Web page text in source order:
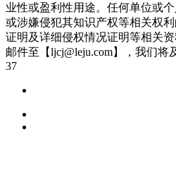
业性或盈利性用途。任何单位或
或涉嫌侵犯其知识产权等相关权
证明及详细侵权情况证明等相关
邮件至【ljcj@leju.com】，我们将
37